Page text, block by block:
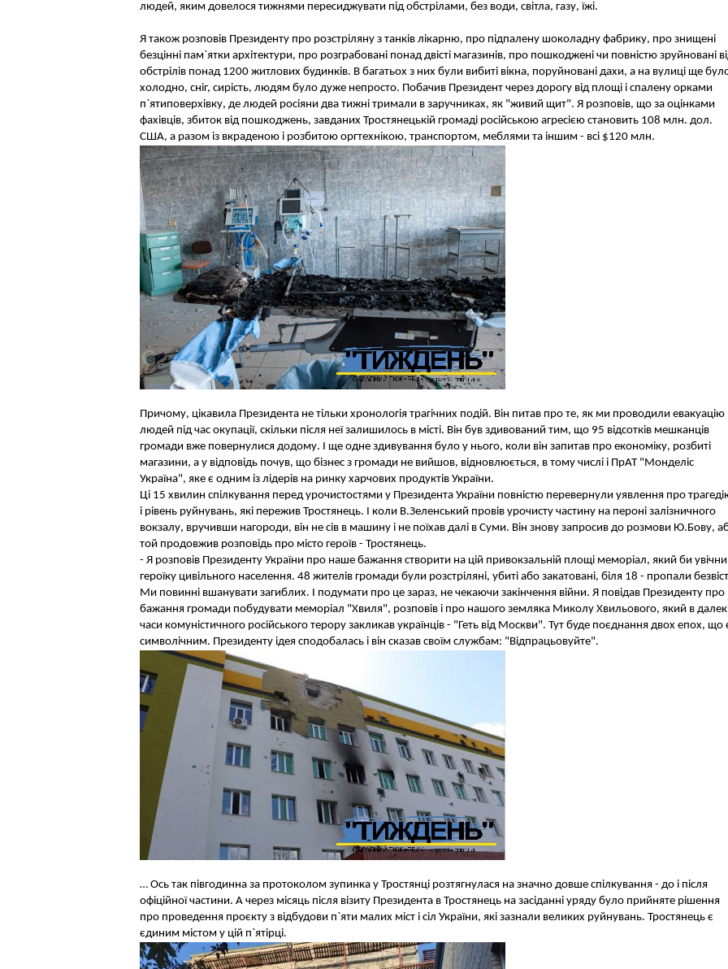
людей, яким довелося тижнями пересиджувати під обстрілами, без води, світла, газу, їжі.
Я також розповів Президенту про розстріляну з танків лікарню, про підпалену шоколадну фабрику, про знищені
безцінні пам`ятки архітектури, про розграбовані понад двісті магазинів, про пошкоджені чи повністю зруйновані
обстрілів понад 1200 житлових будинків. В багатьох з них були вибиті вікна, поруйновані дахи, а на вулиці ще
холодно, сніг, сирість, людям було дуже непросто. Побачив Президент через дорогу від площі і спалену орками
п`ятиповерхівку, де людей росіяни два тижні тримали в заручниках, як "живий щит". Я розповів, що за оцінками
фахівців, збиток від пошкоджень, завданих Тростянецькій громаді російською агресією становить 108 млн. дол.
США, а разом із вкраденою і розбитою оргтехнікою, транспортом, меблями та іншим - всі $120 млн.
Причому, цікавила Президента не тільки хронологія трагічних подій. Він питав про те, як ми проводили евакуацію
людей під час окупації, скільки після неї залишилось в місті. Він був здивований тим, що 95 відсотків мешканців
громади вже повернулися додому. І ще одне здивування було у нього, коли він запитав про економіку, розбиті
магазини, а у відповідь почув, що бізнес з громади не вийшов, відновлюється, в тому числі і ПрАТ "Монделіс
Україна", яке є одним із лідерів на ринку харчових продуктів України.
Ці 15 хвилин спілкування перед урочистостями у Президента України повністю перевернули уявлення про
і рівень руйнувань, які пережив Тростянець. І коли В.Зеленський провів урочисту частину на пероні залізничного
вокзалу, вручивши нагороди, він не сів в машину і не поїхав далі в Суми. Він знову запросив до розмови Ю.Бову,
той продовжив розповідь про місто героїв - Тростянець.
- Я розповів Президенту України про наше бажання створити на цій привокзальній площі меморіал, який би
героїку цивільного населення. 48 жителів громади були розстріляні, убиті або закатовані, біля 18 - пропали
Ми повинні вшанувати загиблих. І подумати про це зараз, не чекаючи закінчення війни. Я повідав Президенту про
бажання громади побудувати меморіал "Хвиля", розповів і про нашого земляка Миколу Хвильового, який в
часи комуністичного російського терору закликав українців - "Геть від Москви". Тут буде поєднання двох епох, що
символічним. Президенту ідея сподобалась і він сказав своїм службам: "Відпрацьовуйте".
… Ось так півгодинна за протоколом зупинка у Тростянці розтягнулася на значно довше спілкування - до і після
офіційної частини. А через місяць після візиту Президента в Тростянець на засіданні уряду було прийняте рішення
про проведення проєкту з відбудови п`яти малих міст і сіл України, які зазнали великих руйнувань. Тростянець є
єдиним містом у цій п`ятірці.